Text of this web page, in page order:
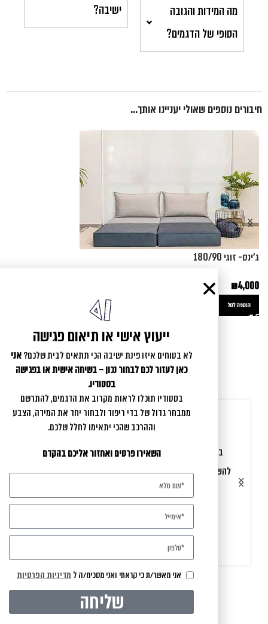
מה המידות והגובה
הסופי של הדגמים?
ישיבה?
חיבורים נוספים שאולי יעניינו אותך...
ג'ינס- זוגי 180/90
₪4,000
הוספה לסל
בת אל המקסימה הקדישה לנו זמן והדרכה מקצועית עד
להשלמת התכנון המושלם עבורנו. התוצאה שהתקבלה הערב
בביתנו - בהתאם לציפיות, פלוס פלוס פלוס
שי ויעל
ייעוץ אישי או תיאום פגישה
לא בטוחים איזו פינת ישיבה הכי תתאים לבית שלכם?אני
כאן לעזור לכם לבחור נכון – בשיחה אישית או בפגישה
בסטודיו.
בסטודיו תוכלו לראות מקרוב את הדגמים, להתרשם
ממבחר גדול של בדי ריפוד ולבחור יחד את המידה, הצבע
וההרכב שהכי יתאימו לחלל שלכם.
השאירו פרטים ואחזור אליכם בהקדם
אני מאשר/ת כי קראתי ואני מסכימ/ה ל מדיניות הפרטיות
שליחה